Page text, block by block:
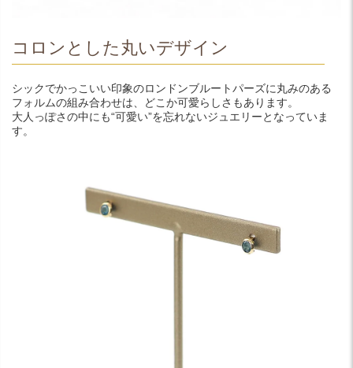
コロンとした丸いデザイン
シックでかっこいい印象のロンドンブルートパーズに丸みのある
フォルムの組み合わせは、どこか可愛らしさもあります。
大人っぽさの中にも“可愛い”を忘れないジュエリーとなっていま
す。